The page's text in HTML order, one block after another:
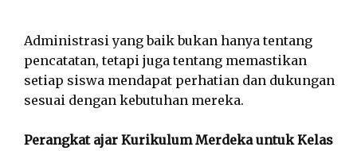
Administrasi yang baik bukan hanya tentang
pencatatan, tetapi juga tentang memastikan
setiap siswa mendapat perhatian dan dukungan
sesuai dengan kebutuhan mereka.
Perangkat ajar Kurikulum Merdeka untuk Kelas